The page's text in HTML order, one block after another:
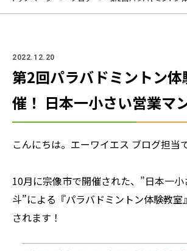
2022.12.20
第2回パラバドミントン体
催！ 日本一小さい営業マ
こんにちは。エーワイエス ブログ担当
10月に宗像市で開催された、”日本一
斗”による『パラバドミントン体験教
されます！